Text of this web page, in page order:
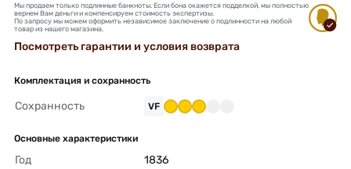
Мы продаем только подлинные банкноты. Если бона окажется подделкой, мы полностью
вернем Вам деньги и компенсируем стоимость экспертизы.
По запросу мы можем оформить независимое заключение о подлинности на любой
товар из нашего магазина.
Посмотреть гарантии и условия возврата
Комплектация и сохранность
Сохранность VF
Основные характеристики
Год
1836